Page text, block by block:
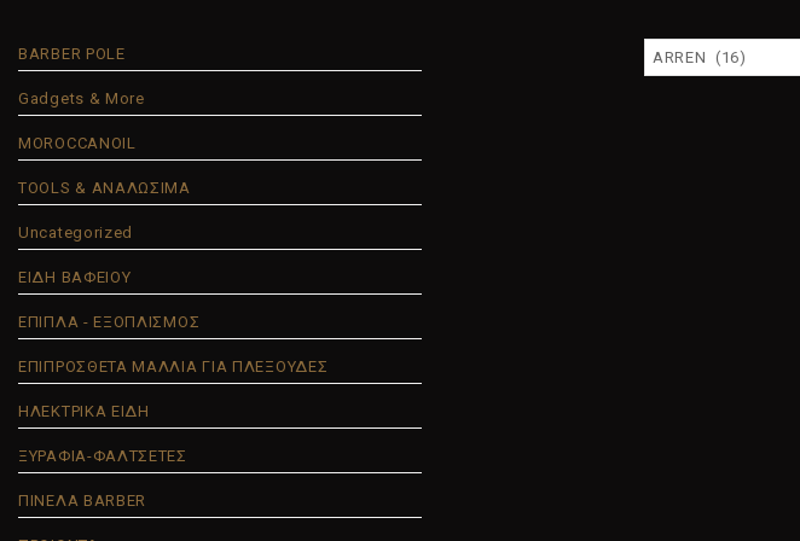
BARBER POLE
Gadgets & More
MOROCCANOIL
TOOLS & ΑΝΑΛΩΣΙΜΑ
Uncategorized
ΕΙΔΗ ΒΑΦΕΙΟΥ
ΕΠΙΠΛΑ - ΕΞΟΠΛΙΣΜΟΣ
ΕΠΙΠΡΟΣΘΕΤΑ ΜΑΛΛΙΑ ΓΙΑ ΠΛΕΞΟΥΔΕΣ
ΗΛΕΚΤΡΙΚΑ ΕΙΔΗ
ΞΥΡΑΦΙΑ-ΦΑΛΤΣΕΤΕΣ
ΠΙΝΕΛΑ BARBER